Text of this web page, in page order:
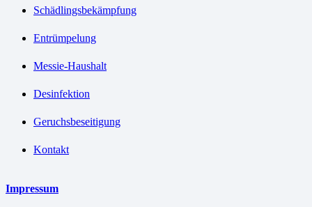
Schädlingsbekämpfung
Entrümpelung
Messie-Haushalt
Desinfektion
Geruchsbeseitigung
Kontakt
Impressum